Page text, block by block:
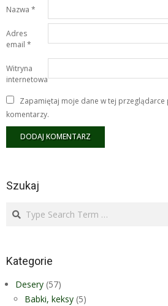
Nazwa *
Adres
email *
Witryna
internetowa
Zapamiętaj moje dane w tej przeglądarce
komentarzy.
Szukaj
Search
Kategorie
Desery (57)
Babki, keksy (5)